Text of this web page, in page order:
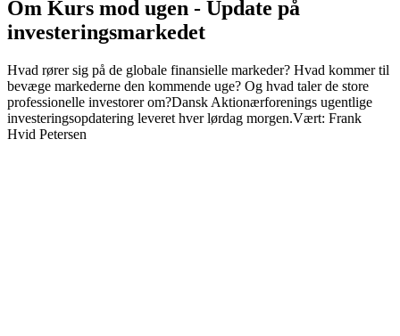
Om Kurs mod ugen - Update på
investeringsmarkedet
Hvad rører sig på de globale finansielle markeder? Hvad kommer til
bevæge markederne den kommende uge? Og hvad taler de store
professionelle investorer om?Dansk Aktionærforenings ugentlige
investeringsopdatering leveret hver lørdag morgen.Vært: Frank
Hvid Petersen